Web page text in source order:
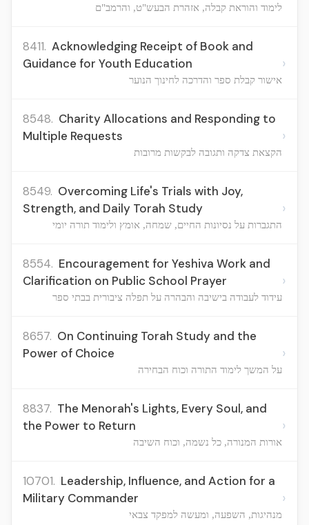
לימוד והוראת קבלה, אזהרת הבעש"ט, והרמב"ם
8411. Acknowledging Receipt of Book and
Guidance for Youth Education
אישור קבלת ספר והדרכה לחינוך הנוער
›
8548. Charity Allocations and Responding to
Multiple Requests
הקצאת צדקה ותגובה לבקשות מרובות
›
8549. Overcoming Life's Trials with Joy,
Strength, and Daily Torah Study
התגברות על נסיונות החיים, שמחה, אומץ ולימוד תורה יומי
›
8554. Encouragement for Yeshiva Work and
Clarification on Public School Prayer
עידוד לעבודה בישיבה והבהרה על תפלה ציבורית בבתי ספר
›
8657. On Continuing Torah Study and the
Power of Choice
על המשך לימוד התורה וכוח הבחירה
›
8837. The Menorah's Lights, Every Soul, and
the Power to Return
אורות המנורה, כל נשמה, וכוח השיבה
›
10701. Leadership, Influence, and Action for a
Military Commander
מנהיגות, השפעה, ומעשה למפקד צבאי
›